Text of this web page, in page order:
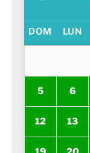
DOM LUN
5 6
12 13